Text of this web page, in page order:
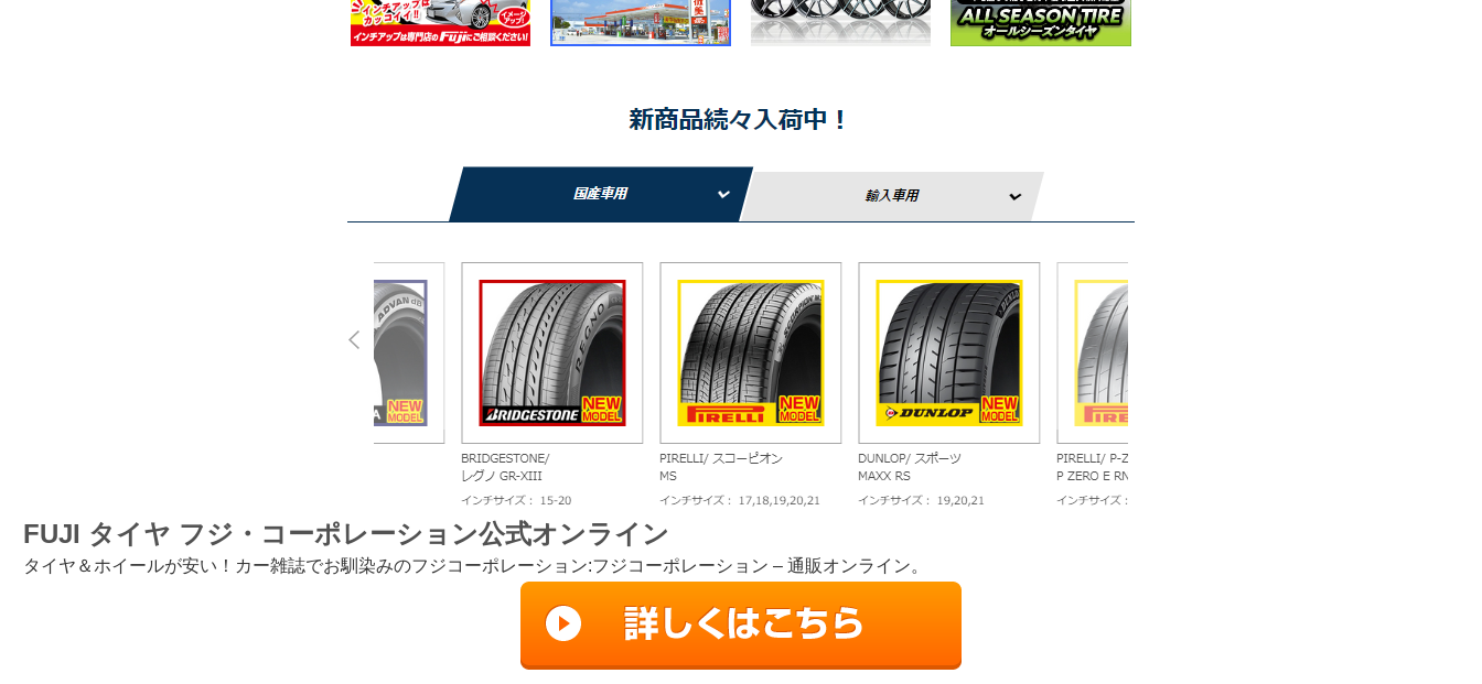
FUJI タイヤ フジ・コーポレーション公式オンライン
タイヤ＆ホイールが安い！カー雑誌でお馴染みのフジコーポレーション:フジコーポレーション – 通販オンライン。